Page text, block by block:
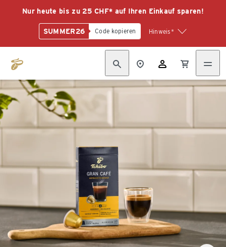
Nur heute bis zu 25 CHF* auf Ihren Einkauf sparen!
SUMMER26 Code kopieren Hinweis*